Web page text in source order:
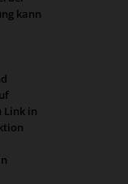
kann
Link in